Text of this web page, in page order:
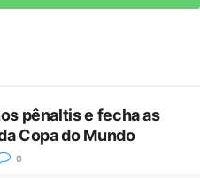
pênaltis e fecha as
Copa do Mundo
0